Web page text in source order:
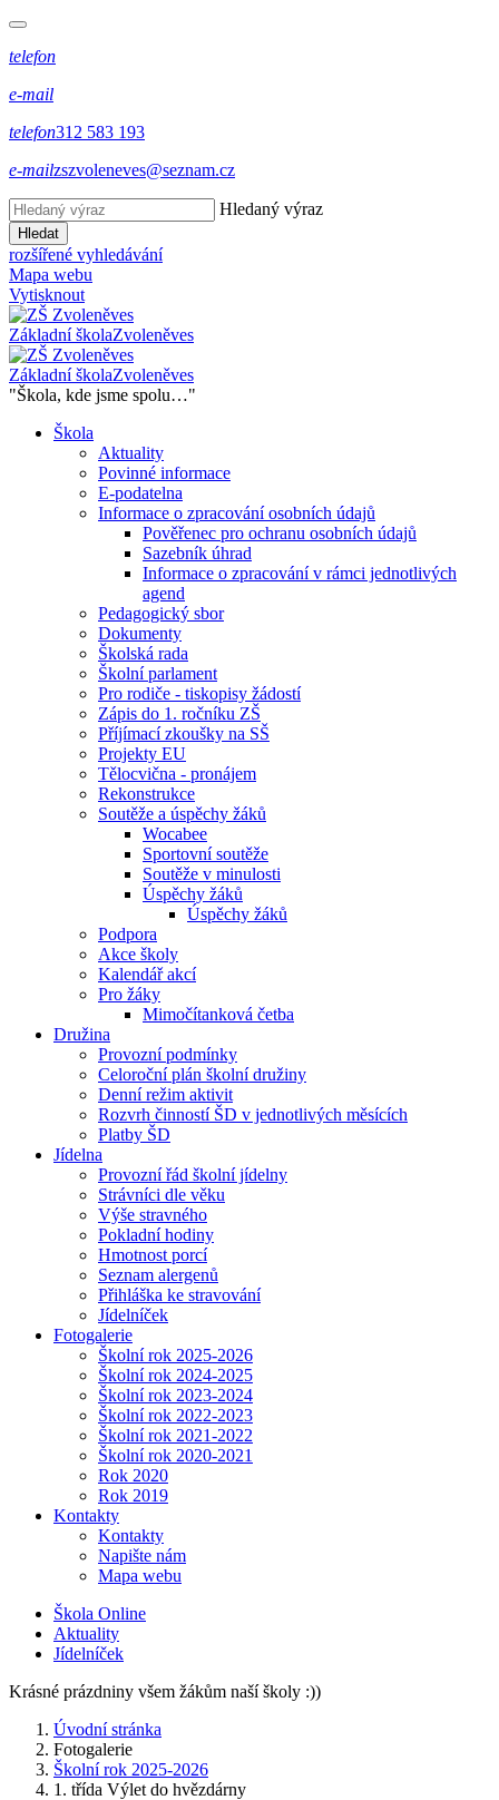
telefon
e-mail
telefon312 583 193
e-mailzszvoleneves@seznam.cz
Hledaný výraz
Hledat
rozšířené vyhledávání
Mapa webu
Vytisknout
Základní školaZvoleněves
Základní školaZvoleněves
"Škola, kde jsme spolu…"
Škola
Aktuality
Povinné informace
E-podatelna
Informace o zpracování osobních údajů
Pověřenec pro ochranu osobních údajů
Sazebník úhrad
Informace o zpracování v rámci jednotlivých
agend
Pedagogický sbor
Dokumenty
Školská rada
Školní parlament
Pro rodiče - tiskopisy žádostí
Zápis do 1. ročníku ZŠ
Příjímací zkoušky na SŠ
Projekty EU
Tělocvična - pronájem
Rekonstrukce
Soutěže a úspěchy žáků
Wocabee
Sportovní soutěže
Soutěže v minulosti
Úspěchy žáků
Úspěchy žáků
Podpora
Akce školy
Kalendář akcí
Pro žáky
Mimočítanková četba
Družina
Provozní podmínky
Celoroční plán školní družiny
Denní režim aktivit
Rozvrh činností ŠD v jednotlivých měsících
Platby ŠD
Jídelna
Provozní řád školní jídelny
Strávníci dle věku
Výše stravného
Pokladní hodiny
Hmotnost porcí
Seznam alergenů
Přihláška ke stravování
Jídelníček
Fotogalerie
Školní rok 2025-2026
Školní rok 2024-2025
Školní rok 2023-2024
Školní rok 2022-2023
Školní rok 2021-2022
Školní rok 2020-2021
Rok 2020
Rok 2019
Kontakty
Kontakty
Napište nám
Mapa webu
Škola Online
Aktuality
Jídelníček
Krásné prázdniny všem žákům naší školy :))
Úvodní stránka
Fotogalerie
Školní rok 2025-2026
1. třída Výlet do hvězdárny